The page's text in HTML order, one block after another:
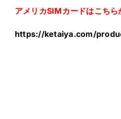
アメリカSIMカードはこちら
https://ketaiya.com/